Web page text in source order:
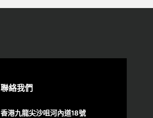
聯絡我們
香港九龍尖沙咀河內道18號